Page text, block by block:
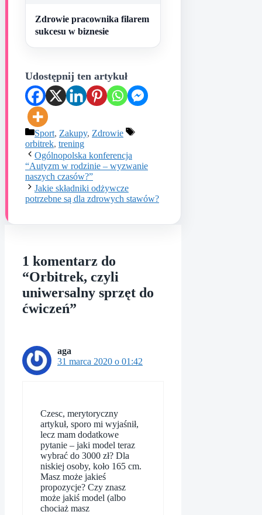
Zdrowie pracownika filarem
sukcesu w biznesie
Udostępnij ten artykuł
Kategorie
Sport, Zakupy, Zdrowie
Tagi
orbitrek, trening
Ogólnopolska konferencja
“Autyzm w rodzinie – wyzwanie
naszych czasów?”
Jakie składniki odżywcze
potrzebne są dla zdrowych stawów?
1 komentarz do
“Orbitrek, czyli
uniwersalny sprzęt do
ćwiczeń”
aga
31 marca 2020 o 01:42
Czesc, merytoryczny
artykuł, sporo mi wyjaśnił,
lecz mam dodatkowe
pytanie – jaki model teraz
wybrać do 3000 zł? Dla
niskiej osoby, koło 165 cm.
Masz może jakieś
propozycje? Czy znasz
może jakiś model (albo
chociaż masz